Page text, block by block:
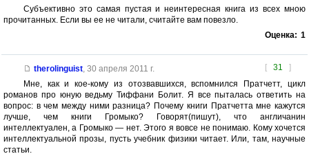
Субъективно это самая пустая и неинтересная книга из всех мною
прочитанных. Если вы ее не читали, считайте вам повезло.
Оценка: 1
[ 31 ]
therolinguist, 30 апреля 2011 г.
Мне, как и кое-кому из отозвавшихся, вспомнился Пратчетт, цикл
романов про юную ведьму Тиффани Болит. Я все пыталась ответить на
вопрос: в чем между ними разница? Почему книги Пратчетта мне кажутся
лучше, чем книги Громыко? Говорят(пишут), что англичанин
интеллектуален, а Громыко — нет. Этого я вовсе не понимаю. Кому хочется
интеллектуальной прозы, пусть учебник физики читает. Или, там, научные
статьи.